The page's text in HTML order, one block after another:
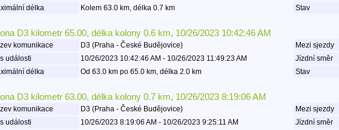
délka
Kolem 63.0 km, délka 0.7 km Stav
D3 kilometr 65.00, délka kolony 0.6 km, 10/26/2023 10:42:46 AM
komunikace D3 (Praha - České Budějovice) Mezi sjezdy
události
10/26/2023 10:42:46 AM - 10/26/2023 11:49:23 AM Jízdní směr
délka
Od 63.0 km po 65.0 km, délka 2.0 km Stav
D3 kilometr 63.00, délka kolony 0.7 km, 10/26/2023 8:19:06 AM
komunikace D3 (Praha - České Budějovice) Mezi sjezdy
události
10/26/2023 8:19:06 AM - 10/26/2023 9:25:11 AM Jízdní směr